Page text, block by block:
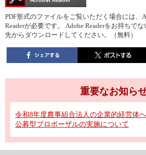
重要なお知ら
令和8年度農事組合法人の企業的経営体
公募型プロポーザルの実施について
PDF形式のファイルをご覧いただく場合には、
Readerが必要です。
Adobe Readerをお持ちで
先からダウンロードしてください。（無料）